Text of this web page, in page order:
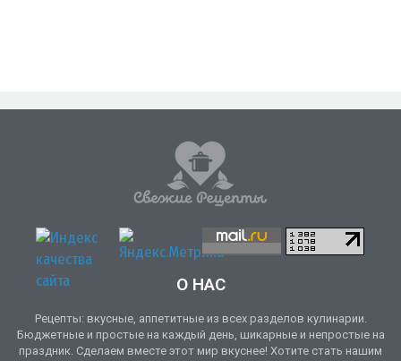
О НАС
Рецепты: вкусные, аппетитные из всех разделов кулинарии.
Бюджетные и простые на каждый день, шикарные и непростые на
праздник. Сделаем вместе этот мир вкуснее! Хотите стать нашим